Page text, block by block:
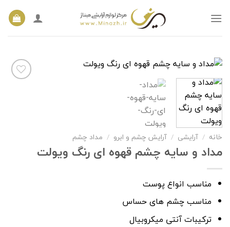
خانه / آرایشی / آرایش چشم و ابرو / مداد چشم
مداد و سایه چشم قهوه ای رنگ ویولت
مناسب انواع پوست
مناسب چشم های حساس
ترکیبات آنتی میکروبیال